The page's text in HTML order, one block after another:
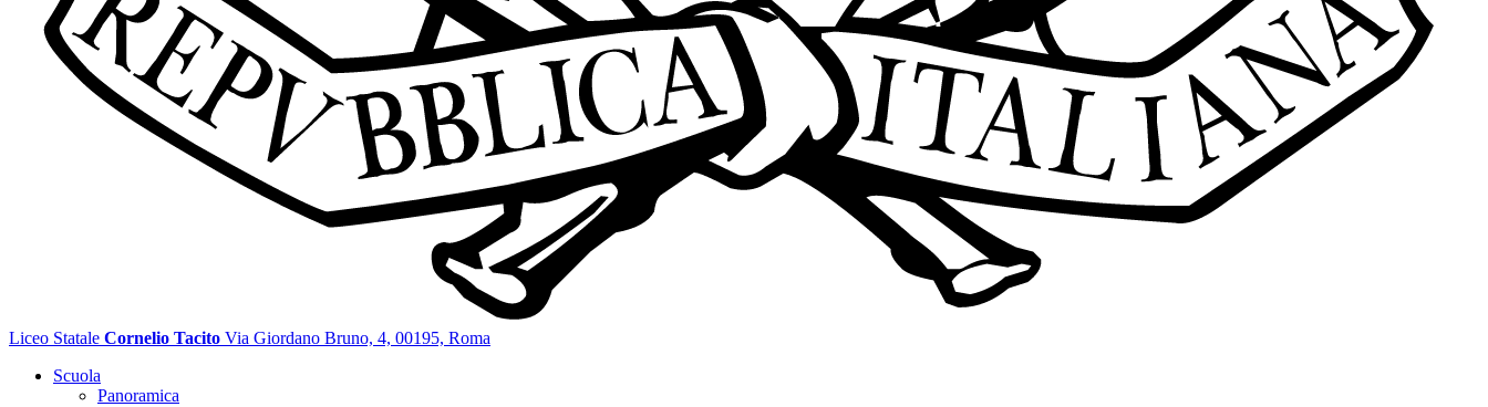
Liceo Statale Cornelio Tacito Via Giordano Bruno, 4, 00195, Roma
Scuola
Panoramica